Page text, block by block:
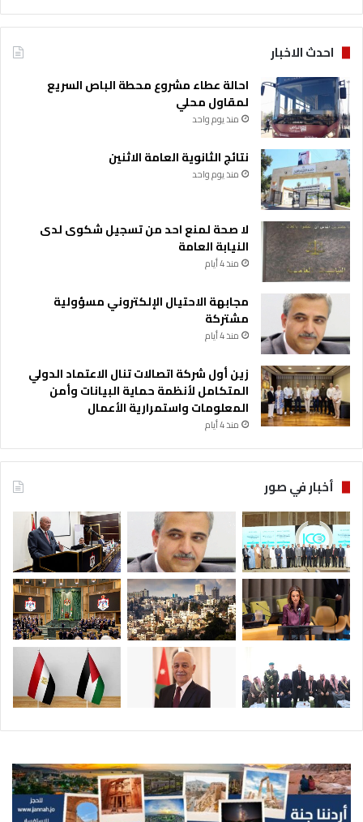
ه
و
د
ع
م
ح
ض
و
ر
ه
ا
احدث الاخبار
احالة عطاء مشروع محطة الباص السريع
لمقاول محلي
منذ يوم واحد
نتائج الثانوية العامة الاثنين
منذ يوم واحد
لا صحة لمنع احد من تسجيل شكوى لدى
النيابة العامة
منذ 4 أيام
مجابهة الاحتيال الإلكتروني مسؤولية
مشتركة
منذ 4 أيام
زين أول شركة اتصالات تنال الاعتماد الدولي
المتكامل لأنظمة حماية البيانات وأمن
المعلومات واستمرارية الأعمال
منذ 4 أيام
أخبار في صور